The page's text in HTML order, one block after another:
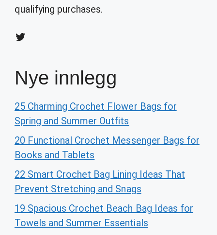
qualifying purchases.
Twitter
Nye innlegg
25 Charming Crochet Flower Bags for
Spring and Summer Outfits
20 Functional Crochet Messenger Bags for
Books and Tablets
22 Smart Crochet Bag Lining Ideas That
Prevent Stretching and Snags
19 Spacious Crochet Beach Bag Ideas for
Towels and Summer Essentials